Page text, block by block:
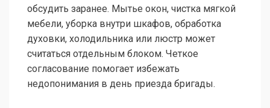
обсудить заранее. Мытье окон, чистка мягкой
мебели, уборка внутри шкафов, обработка
духовки, холодильника или люстр может
считаться отдельным блоком. Четкое
согласование помогает избежать
недопонимания в день приезда бригады.